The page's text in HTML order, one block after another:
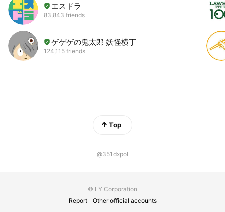
エスドラ
83,843 friends
ゲゲゲの鬼太郎 妖怪横丁
124,115 friends
Top
@351dxpol
© LY Corporation
Report
Other official accounts